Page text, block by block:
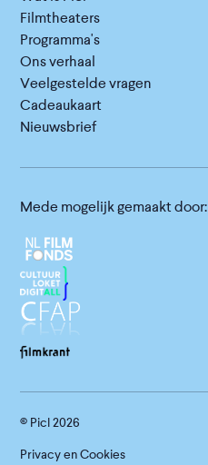
Filmtheaters
Programma's
Ons verhaal
Veelgestelde vragen
Cadeaukaart
Nieuwsbrief
Mede mogelijk gemaakt door:
© Picl2026
Privacy en Cookies